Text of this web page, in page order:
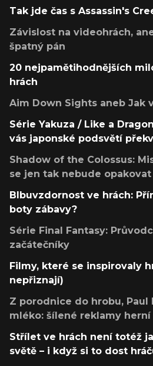
Tak jde čas s Assassin's
Závislost na videohrách,
špatný pán
20 nejpamětihodnějších
hrách
Aim Down Sights aneb Jak
Série Yakuza / Like a
vás japonské podsvětí
Shadow of the Colossus:
se jen tak nebude opakovat
Blbuvzdornost ve hrách:
boty zábavy?
Série Final Fantasy:
začátečníky
Filmy, které se inspirovaly
nepřiznají)
Z porodnice do hrobu, Paul
mléko: šílené reklamy
Střílet ve hrách není totéž
světě – i když si to dost